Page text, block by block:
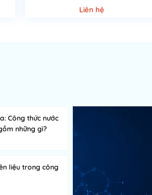
Liên hệ
Công thức nước
những gì?
liệu trong công